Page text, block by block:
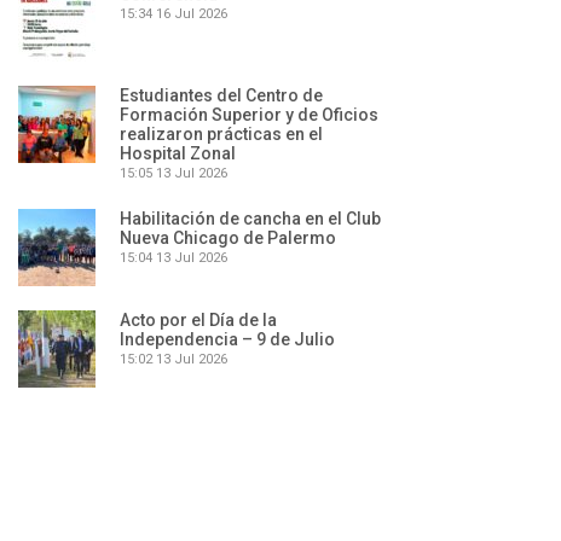
15:34 16 Jul 2026
Estudiantes del Centro de
Formación Superior y de Oficios
realizaron prácticas en el
Hospital Zonal
15:05 13 Jul 2026
Habilitación de cancha en el Club
Nueva Chicago de Palermo
15:04 13 Jul 2026
Acto por el Día de la
Independencia – 9 de Julio
15:02 13 Jul 2026